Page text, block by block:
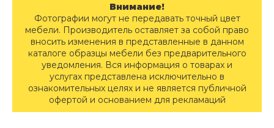
Внимание!
Фотографии могут не передавать точный цвет
мебели. Производитель оставляет за собой право
вносить изменения в представленные в данном
каталоге образцы мебели без предварительного
уведомления. Вся информация о товарах и
услугах представлена исключительно в
ознакомительных целях и не является публичной
офертой и основанием для рекламаций